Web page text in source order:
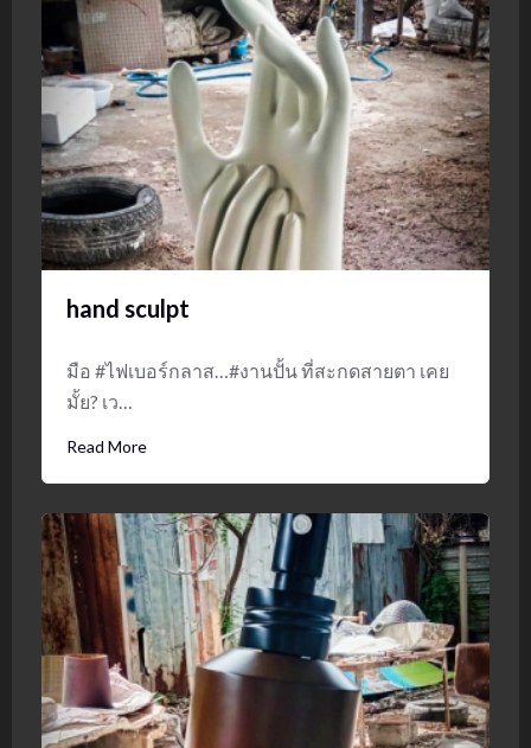
hand sculpt
มือ #ไฟเบอร์กลาส…#งานปั้น ที่สะกดสายตา เคย
มั้ย? เว…
Read More